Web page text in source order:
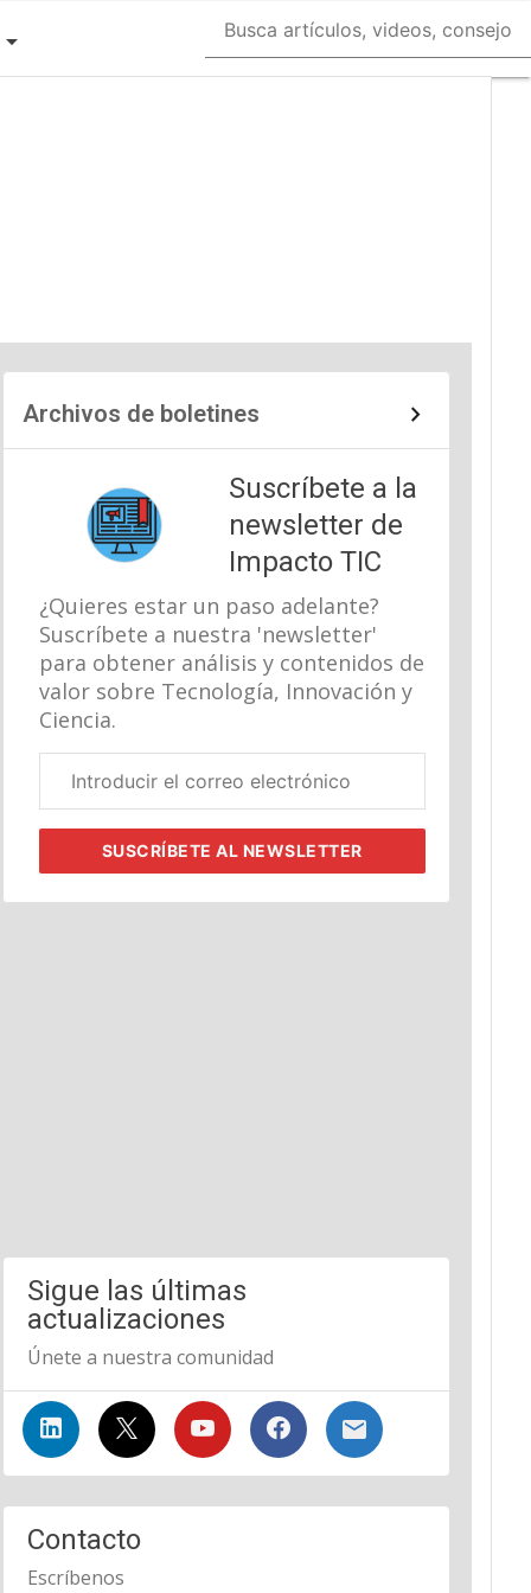
Archivos de boletines
Suscríbete a la
newsletter de
Impacto TIC
¿Quieres estar un paso adelante?
Suscríbete a nuestra 'newsletter'
para obtener análisis y contenidos de
valor sobre Tecnología, Innovación y
Ciencia.
electrónico
SUSCRÍBETEAL NEWSLETTER
Sigue las últimas
actualizaciones
Únete a nuestra comunidad
Contacto
Escríbenos